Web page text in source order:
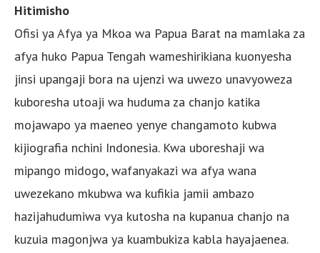
Hitimisho
Ofisi ya Afya ya Mkoa wa Papua Barat na mamlaka za
afya huko Papua Tengah wameshirikiana kuonyesha
jinsi upangaji bora na ujenzi wa uwezo unavyoweza
kuboresha utoaji wa huduma za chanjo katika
mojawapo ya maeneo yenye changamoto kubwa
kijiografia nchini Indonesia. Kwa uboreshaji wa
mipango midogo, wafanyakazi wa afya wana
uwezekano mkubwa wa kufikia jamii ambazo
hazijahudumiwa vya kutosha na kupanua chanjo na
kuzuia magonjwa ya kuambukiza kabla hayajaenea.